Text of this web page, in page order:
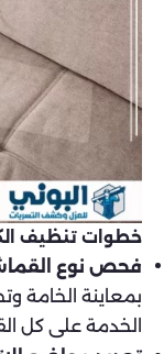
خطوات تنظيف
فحص نوع
بمعاينة الخامة
الخدمة على كل